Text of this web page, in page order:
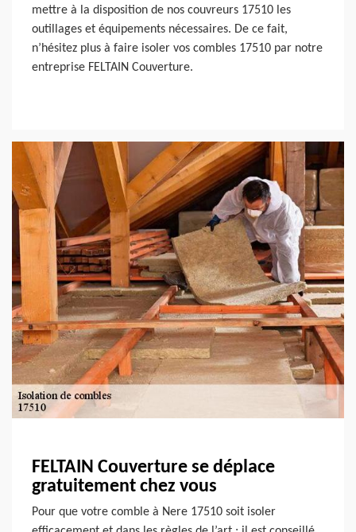
mettre à la disposition de nos couvreurs 17510 les
outillages et équipements nécessaires. De ce fait,
n’hésitez plus à faire isoler vos combles 17510 par notre
entreprise FELTAIN Couverture.
FELTAIN Couverture se déplace
gratuitement chez vous
Pour que votre comble à Nere 17510 soit isoler